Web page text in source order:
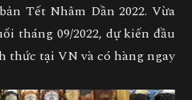
Tết Nhâm Dần 2022. Vừa
tháng 09/2022, dự kiến đầu
thức tại VN và có hàng ngay